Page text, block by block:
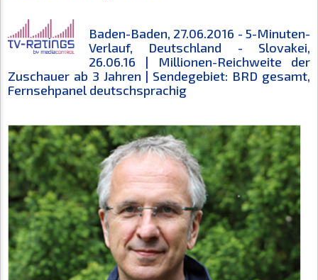
Baden-Baden, 27.06.2016 - 5-Minuten-
Verlauf, Deutschland - Slovakei,
26.06.16 | Millionen-Reichweite der
Zuschauer ab 3 Jahren | Sendegebiet: BRD gesamt,
Fernsehpanel deutschsprachig